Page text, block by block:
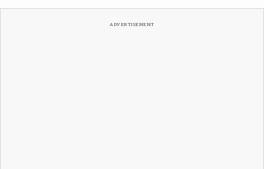
ADVERTISEMENT